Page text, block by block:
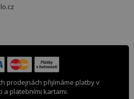
prodejnách přijímáme platby v
a platebními kartami.